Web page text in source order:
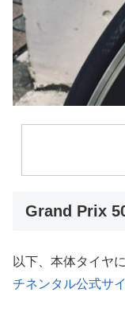
Grand Prix
以下、本体タイヤ
チネンタル公式サ